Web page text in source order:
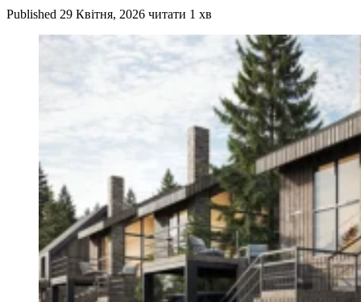
Published 29 Квітня, 2026 читати 1 хв